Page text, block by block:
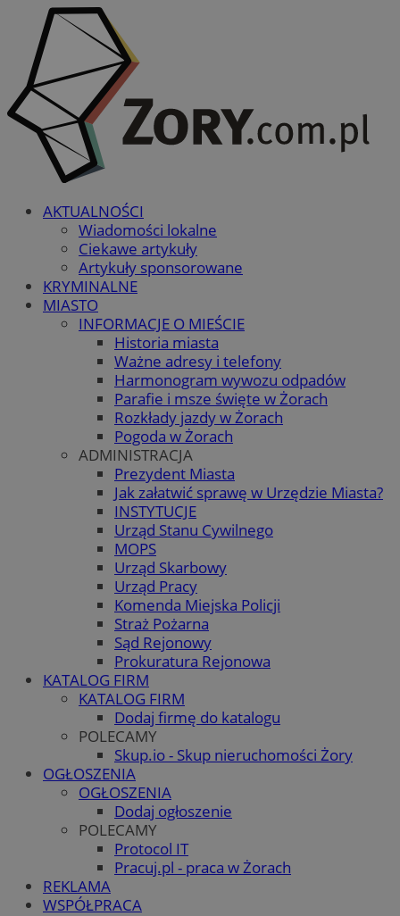
AKTUALNOŚCI
Wiadomości lokalne
Ciekawe artykuły
Artykuły sponsorowane
KRYMINALNE
MIASTO
INFORMACJE O MIEŚCIE
Historia miasta
Ważne adresy i telefony
Harmonogram wywozu odpadów
Parafie i msze święte w Żorach
Rozkłady jazdy w Żorach
Pogoda w Żorach
ADMINISTRACJA
Prezydent Miasta
Jak załatwić sprawę w Urzędzie Miasta?
INSTYTUCJE
Urząd Stanu Cywilnego
MOPS
Urząd Skarbowy
Urząd Pracy
Komenda Miejska Policji
Straż Pożarna
Sąd Rejonowy
Prokuratura Rejonowa
KATALOG FIRM
KATALOG FIRM
Dodaj firmę do katalogu
POLECAMY
Skup.io - Skup nieruchomości Żory
OGŁOSZENIA
OGŁOSZENIA
Dodaj ogłoszenie
POLECAMY
Protocol IT
Pracuj.pl - praca w Żorach
REKLAMA
WSPÓŁPRACA